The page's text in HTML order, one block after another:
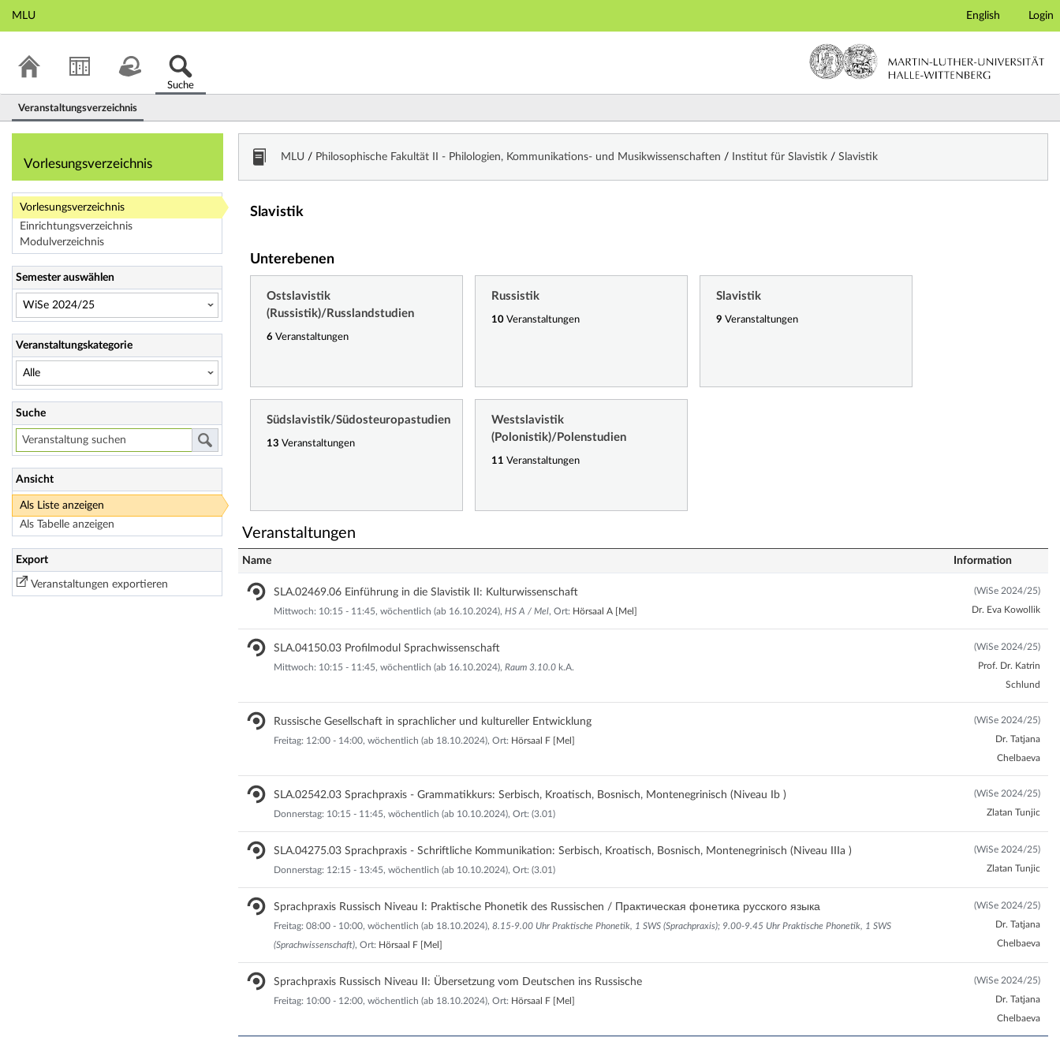
Hauptnavigation
Fußzeile
MLU English Login
Suche
Veranstaltungsverzeichnis
Vorlesungsverzeichnis
Vorlesungsverzeichnis
Einrichtungsverzeichnis
Modulverzeichnis
Semester auswählen
Veranstaltungskategorie
Suche
Ansicht
Als Liste anzeigen
Als Tabelle anzeigen
Export
Veranstaltungen exportieren
MLU / Philosophische Fakultät II - Philologien, Kommunikations- und Musikwissenschaften / Institut für Slavistik / Slavistik
Slavistik
Unterebenen
Ostslavistik
(Russistik)/Russlandstudien
6 Veranstaltungen
Russistik
10 Veranstaltungen
Slavistik
9 Veranstaltungen
Südslavistik/Südosteuropastudien
13 Veranstaltungen
Westslavistik
(Polonistik)/Polenstudien
11 Veranstaltungen
Veranstaltungen
Name Information
SLA.02469.06 Einführung in die Slavistik II: Kulturwissenschaft
Mittwoch: 10:15 - 11:45, wöchentlich (ab 16.10.2024), HS A / Mel, Ort: Hörsaal A [Mel]
(WiSe 2024/25)
Dr. Eva Kowollik
SLA.04150.03 Profilmodul Sprachwissenschaft
Mittwoch: 10:15 - 11:45, wöchentlich (ab 16.10.2024), Raum 3.10.0 k.A.
(WiSe 2024/25)
Prof. Dr. Katrin
Schlund
Russische Gesellschaft in sprachlicher und kultureller Entwicklung
Freitag: 12:00 - 14:00, wöchentlich (ab 18.10.2024), Ort: Hörsaal F [Mel]
(WiSe 2024/25)
Dr. Tatjana
Chelbaeva
SLA.02542.03 Sprachpraxis - Grammatikkurs: Serbisch, Kroatisch, Bosnisch, Montenegrinisch (Niveau Ib )
Donnerstag: 10:15 - 11:45, wöchentlich (ab 10.10.2024), Ort: (3.01)
(WiSe 2024/25)
Zlatan Tunjic
SLA.04275.03 Sprachpraxis - Schriftliche Kommunikation: Serbisch, Kroatisch, Bosnisch, Montenegrinisch (Niveau IIIa )
Donnerstag: 12:15 - 13:45, wöchentlich (ab 10.10.2024), Ort: (3.01)
(WiSe 2024/25)
Zlatan Tunjic
Sprachpraxis Russisch Niveau I: Praktische Phonetik des Russischen / Практическая фонетика русского языка
Freitag: 08:00 - 10:00, wöchentlich (ab 18.10.2024), 8.15-9.00 Uhr Praktische Phonetik, 1 SWS (Sprachpraxis); 9.00-9.45 Uhr Praktische Phonetik, 1 SWS
(Sprachwissenschaft), Ort: Hörsaal F [Mel]
(WiSe 2024/25)
Dr. Tatjana
Chelbaeva
Sprachpraxis Russisch Niveau II: Übersetzung vom Deutschen ins Russische
Freitag: 10:00 - 12:00, wöchentlich (ab 18.10.2024), Ort: Hörsaal F [Mel]
(WiSe 2024/25)
Dr. Tatjana
Chelbaeva